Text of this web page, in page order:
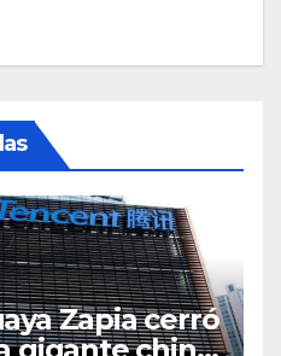
Zapia cerró